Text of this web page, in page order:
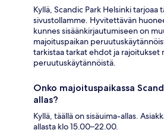
Kyllä, Scandic Park Helsinki
sivustollamme. Hyvitettävän
kunnes sisäänkirjautumiseen on
majoituspaikan
tarkistaa tarkat ehdot ja rajoitukset
peruutuskäytännöistä.
Onko majoituspaikassa
allas?
Kyllä, täällä on sisäuima-allas.
allasta klo 15.00–22.00.